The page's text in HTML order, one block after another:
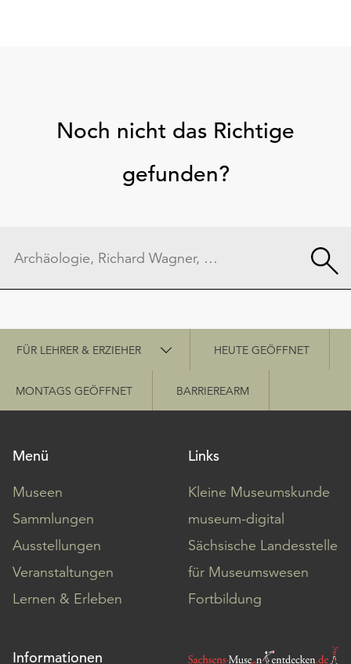
Noch nicht das Richtige
gefunden?
Schnellzugriff
FÜR LEHRER & ERZIEHER HEUTE GEÖFFNET
MONTAGS GEÖFFNET BARRIEREARM
Menü
Museen
Sammlungen
Ausstellungen
Veranstaltungen
Lernen & Erleben
Links
Kleine Museumskunde
museum-digital
Sächsische Landesstelle
für Museumswesen
Fortbildung
Informationen